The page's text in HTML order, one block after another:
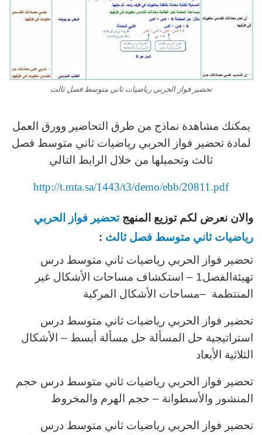
تحضير فواز الحربي رياضيات ثاني متوسط فصل ثالث
يمكنك مشاهدة نماذج من طرق التحاضير وورق العمل
لمادة تحضير فواز الحربي رياضيات ثاني متوسط فصل
ثالث وتحميلها من خلال الرابط التالي
http://t.mta.sa/1443/t3/demo/ebb/20811.pdf
والان نعرض لكم توزيع المنهجتحضير فواز الحربي
رياضيات ثاني متوسط فصل ثالث :
تحضير فواز الحربي رياضيات ثاني متوسط درس
تهيئةالفصل1 – استكشاف مساحات الأشكال غير
المنتظمة –مساحات الأشكال المركبة
تحضير فواز الحربي رياضيات ثاني متوسط درس
استراتيجية حل المسألة حل مسألة أبسط – الأشكال
الثلاثية الأبعاد
تحضير فواز الحربي رياضيات ثاني متوسط درس حجم
المنشور والأسطوانة – حجم الهرم والمخروط
تحضير فواز الحربي رياضيات ثاني متوسط درس